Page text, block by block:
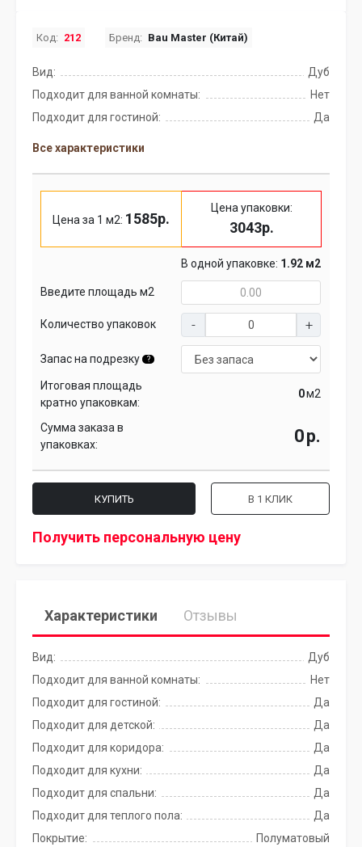
Код: 212 Бренд: Bau Master (Китай)
Вид:
Дуб
Подходит для ванной комнаты:
Нет
Подходит для гостиной:
Да
Все характеристики
Цена за 1 м2: 1585р.
Цена упаковки:
3043р.
В одной упаковке: 1.92 м2
Введите площадь м2
Количество упаковок
Запас на подрезку ?
Итоговая площадь
кратно упаковкам:
м2
Сумма заказа в
упаковках:
р.
КУПИТЬ В 1 КЛИК
Получить персональную цену
Характеристики Отзывы
Вид:
Дуб
Подходит для ванной комнаты:
Нет
Подходит для гостиной:
Да
Подходит для детской:
Да
Подходит для коридора:
Да
Подходит для кухни:
Да
Подходит для спальни:
Да
Подходит для теплого пола:
Да
Покрытие:
Полуматовый